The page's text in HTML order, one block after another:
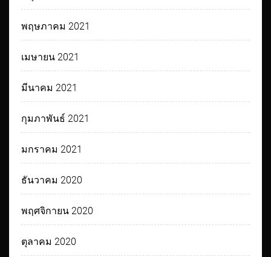
พฤษภาคม 2021
เมษายน 2021
มีนาคม 2021
กุมภาพันธ์ 2021
มกราคม 2021
ธันวาคม 2020
พฤศจิกายน 2020
ตุลาคม 2020